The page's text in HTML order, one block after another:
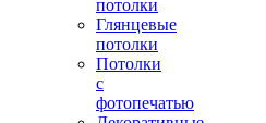
потолки
Глянцевые
потолки
Потолки
с
фотопечатью